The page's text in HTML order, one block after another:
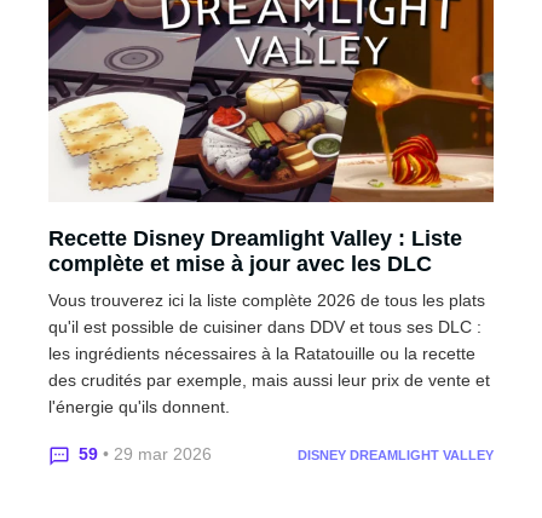
Recette Disney Dreamlight Valley : Liste
complète et mise à jour avec les DLC
Vous trouverez ici la liste complète 2026 de tous les plats
qu'il est possible de cuisiner dans DDV et tous ses DLC :
les ingrédients nécessaires à la Ratatouille ou la recette
des crudités par exemple, mais aussi leur prix de vente et
l'énergie qu'ils donnent.
59 • 29 mar 2026 DISNEY DREAMLIGHT VALLEY